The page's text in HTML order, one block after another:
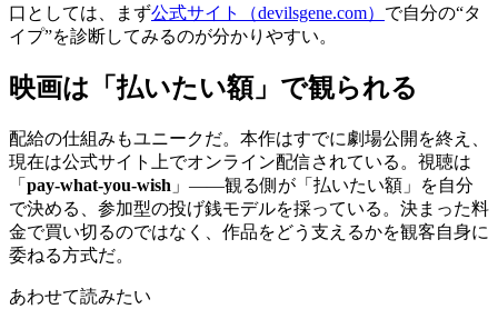
口としては、まず公式サイト（devilsgene.com） で自分の“タ
イプ”を診断してみるのが分かりやすい。
映画は「払いたい額」で観られる
配給の仕組みもユニークだ。本作はすでに劇場公開を終え、
現在は公式サイト上でオンライン配信されている。視聴は
「 pay-what-you-wish 」――観る側が「払いたい額」を自分
で決める、参加型の投げ銭モデルを採っている。決まった料
金で買い切るのではなく、作品をどう支えるかを観客自身に
委ねる方式だ。
あわせて読みたい